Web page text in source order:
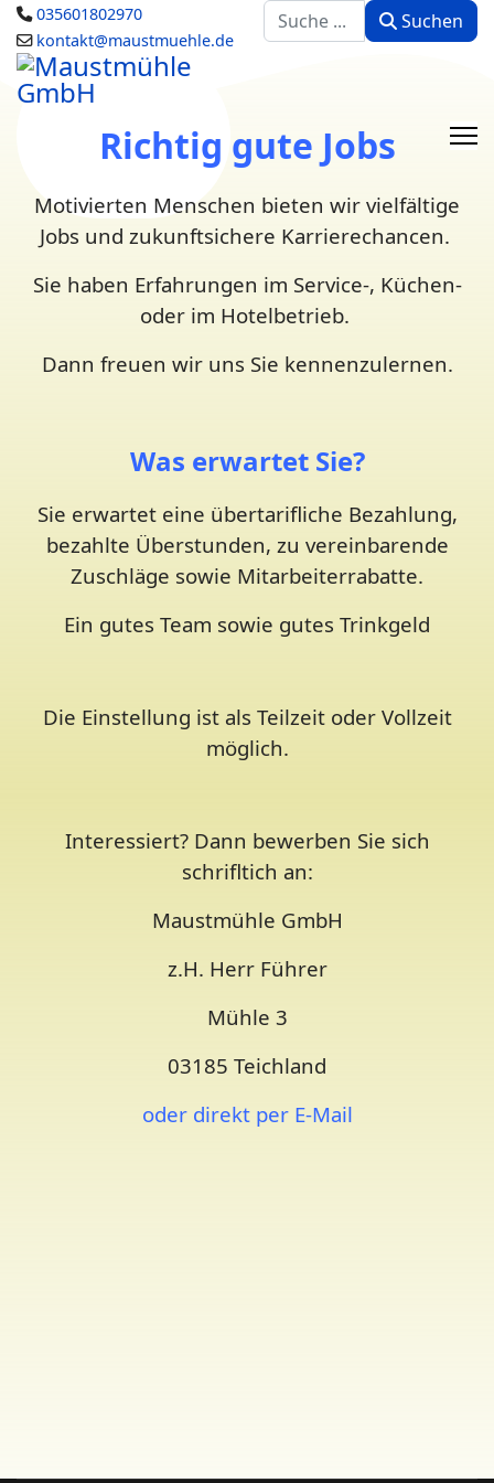
035601802970
kontakt@maustmuehle.de
Suchen Suchen
Richtig gute Jobs
Motivierten Menschen bieten wir vielfältige
Jobs und zukunftsichere Karrierechancen.
Sie haben Erfahrungen im Service-, Küchen-
oder im Hotelbetrieb.
Dann freuen wir uns Sie kennenzulernen.
Was erwartet Sie?
Sie erwartet eine übertarifliche Bezahlung,
bezahlte Überstunden, zu vereinbarende
Zuschläge sowie Mitarbeiterrabatte.
Ein gutes Team sowie gutes Trinkgeld
Die Einstellung ist als Teilzeit oder Vollzeit
möglich.
Interessiert? Dann bewerben Sie sich
schrifltich an:
Maustmühle GmbH
z.H. Herr Führer
Mühle 3
03185 Teichland
oder direkt per E-Mail